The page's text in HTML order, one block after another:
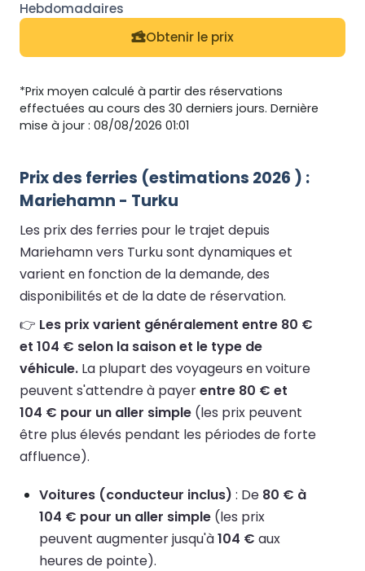
Obtenir le prix
*Prix moyen calculé à partir des réservations
effectuées au cours des 30 derniers jours. Dernière
mise à jour : 08/08/2026 01:01
Prix des ferries (estimations 2026 ) :
Mariehamn - Turku
Les prix des ferries pour le trajet depuis
Mariehamn vers Turku sont dynamiques et
varient en fonction de la demande, des
disponibilités et de la date de réservation.
👉 Les prix varient généralement entre 80 €
et 104 € selon la saison et le type de
véhicule. La plupart des voyageurs en voiture
peuvent s'attendre à payerentre 80 € et
104 € pour un aller simple (les prix peuvent
être plus élevés pendant les périodes de forte
affluence).
Voitures (conducteur inclus) : De 80 € à
104 € pour un aller simple (les prix
peuvent augmenter jusqu'à104 € aux
heures de pointe).